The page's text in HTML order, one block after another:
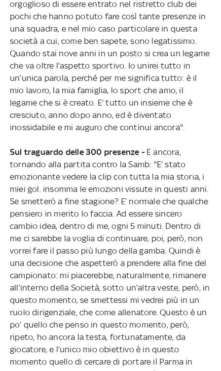
orgoglioso di essere entrato nel ristretto club dei
pochi che hanno potuto fare così tante presenze in
una squadra, e nel mio caso particolare in questa
società a cui, come ben sapete, sono legatissimo.
Quando stai nove anni in un posto si crea un legame
che va oltre l’aspetto sportivo. Io unirei tutto in
un’unica parola, perché per me significa tutto: è il
mio lavoro, la mia famiglia, lo sport che amo, il
legame che si è creato. E’ tutto un insieme che è
cresciuto, anno dopo anno, ed è diventato
inossidabile e mi auguro che continui ancora".
Sul traguardo delle 300 presenze - E ancora,
tornando alla partita contro la Samb: "E’ stato
emozionante vedere la clip con tutta la mia storia, i
miei gol. insomma le emozioni vissute in questi anni.
Se smetterò a fine stagione? E’ normale che qualche
pensiero in merito lo faccia. Ad essere sincero
cambio idea, dentro di me, ogni 5 minuti. Dentro di
me ci sarebbe la voglia di continuare, poi, però, non
vorrei fare il passo più lungo della gamba. Quindi è
una decisione che aspetterò a prendere alla fine del
campionato: mi piacerebbe, naturalmente, rimanere
all’interno della Società, sotto un’altra veste, però, in
questo momento, se smettessi mi vedrei più in un
ruolo dirigenziale, che come allenatore. Questo è un
po’ quello che penso in questo momento, però,
ripeto, ho ancora la testa, fortunatamente, da
giocatore, e l’unico mio obiettivo è in questo
momento quello di cercare di portare il Parma in